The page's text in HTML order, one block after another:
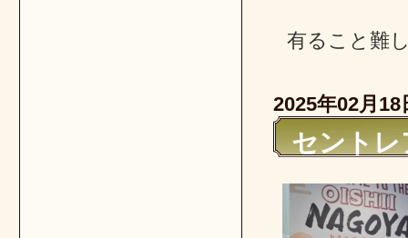
有ること難
2025年02月18
セントレ